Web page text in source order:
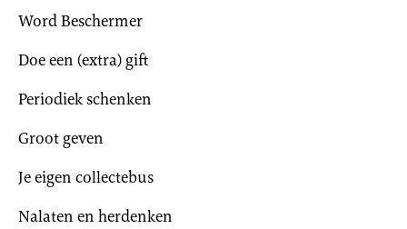
Word Beschermer
Doe een (extra) gift
Periodiek schenken
Groot geven
Je eigen collectebus
Nalaten en herdenken